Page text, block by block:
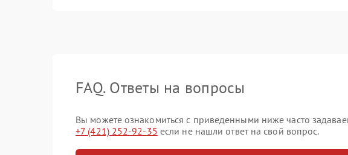
FAQ. Ответы на вопросы
Вы можете ознакомиться с приведенными ниже часто
+7 (421) 252-92-35 если не нашли ответ на свой вопрос.